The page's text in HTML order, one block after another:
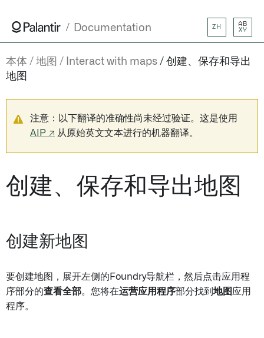
Documentation ZH
AB
XY
本体 地图 Interact with maps
创建、保存和导出
地图
注意：以下翻译的准确性尚未经过验证。这是使用
AIP ↗ 从原始英文文本进行的机器翻译。
创建、保存和导出地图
创建新地图
要创建地图，展开左侧的Foundry导航栏，然后点击应用程
序部分的查看全部。您将在运营应用程序部分找到 地图应用
程序。